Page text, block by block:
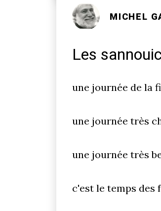
MICHEL
Les
une journée de la
une journée très
une journée très
c'est le temps des